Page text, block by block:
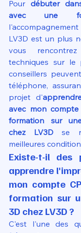
Pour débuter
avec une
LV3D est un plus
vous
techniques sur le
conseillers
téléphone,
projet d'
avec mon
formation sur
chez LV3D se
meilleures
Existe-t-il des
apprendre
mon compte
formation sur
3D chez LV3D ?
C'est l'une des